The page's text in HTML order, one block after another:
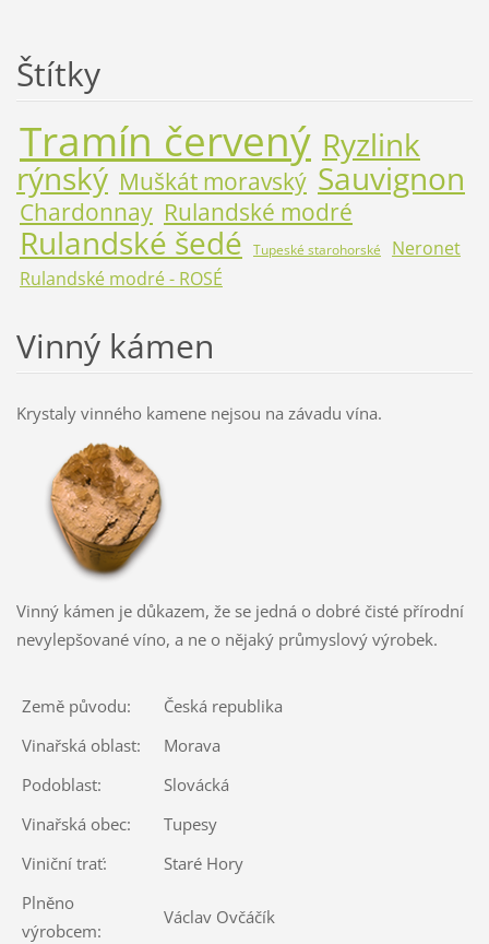
Štítky
Tramín červený Ryzlink
rýnský Muškát moravský Sauvignon
Chardonnay Rulandské modré
Rulandské šedé Tupeské starohorské
Neronet
Rulandské modré - ROSÉ
Vinný kámen
Krystaly vinného kamene nejsou na závadu vína.
Vinný kámen je důkazem, že se jedná o dobré čisté přírodní
nevylepšované víno, a ne o nějaký průmyslový výrobek.
Země původu:
Česká republika
Vinařská oblast:
Morava
Podoblast:
Slovácká
Vinařská obec:
Tupesy
Viniční trať:
Staré Hory
Plněno
výrobcem:
Václav Ovčáčík